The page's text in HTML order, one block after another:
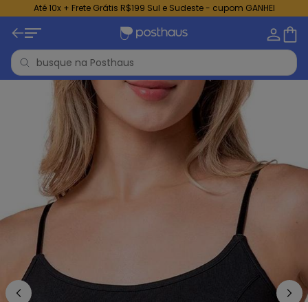
Até 10x + Frete Grátis R$199 Sul e Sudeste - cupom GANHEI